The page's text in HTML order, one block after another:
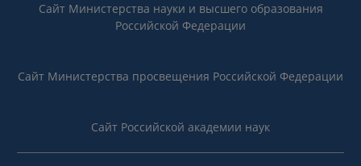
Сайт Министерства науки и высшего образования
Российской Федерации
Сайт Министерства просвещения Российской Федерации
Сайт Российской академии наук